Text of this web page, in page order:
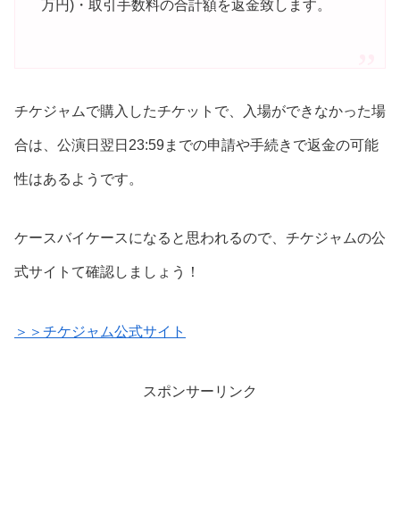
万円)・取引手数料の合計額を返金致します。
チケジャムで購入したチケットで、入場ができなかった場
合は、公演日翌日23:59までの申請や手続きで返金の可能
性はあるようです。
ケースバイケースになると思われるので、チケジャムの公
式サイトて確認しましょう！
＞＞チケジャム公式サイト
スポンサーリンク